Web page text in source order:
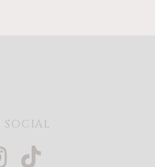
SOCIAL